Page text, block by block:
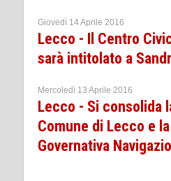
Giovedì 14 Aprile 2016
Lecco - Il Centro
sarà intitolato a
Mercoledì 13 Aprile 2016
Lecco - Si consolida
Comune di Lecco e
Governativa